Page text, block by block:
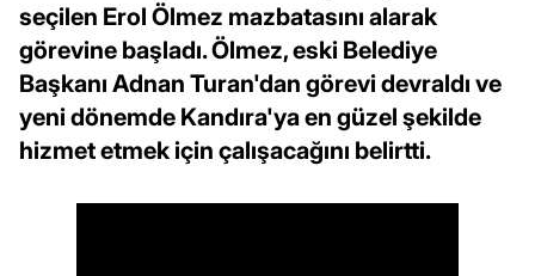
seçilen Erol Ölmez mazbatasını alarak
görevine başladı. Ölmez, eski Belediye
Başkanı Adnan Turan'dan görevi devraldı ve
yeni dönemde Kandıra'ya en güzel şekilde
hizmet etmek için çalışacağını belirtti.